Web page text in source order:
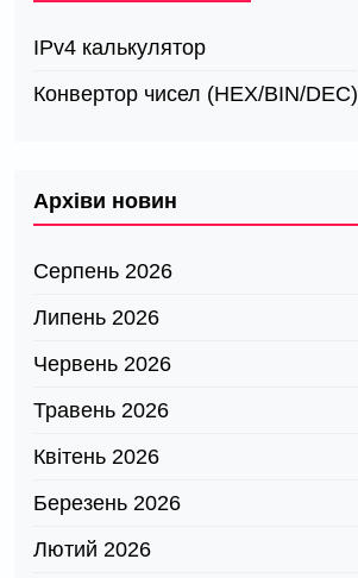
IPv4 калькулятор
Конвертор чисел (HEX/BIN/DEC)
Архіви новин
Серпень 2026
Липень 2026
Червень 2026
Травень 2026
Квітень 2026
Березень 2026
Лютий 2026